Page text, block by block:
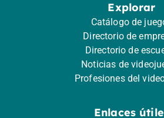
Explorar
Catálogo de
Directorio de
Directorio de
Noticias de
Profesiones del
Enlaces